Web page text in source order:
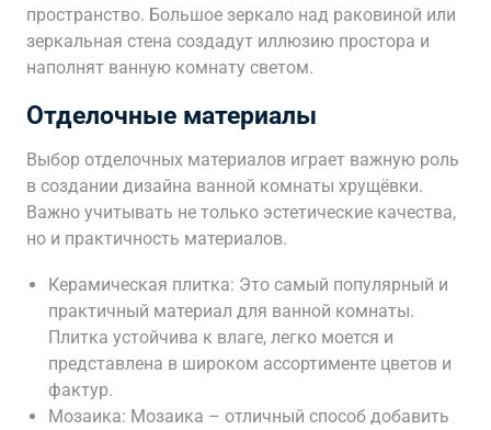
пространство. Большое зеркало над раковиной или
зеркальная стена создадут иллюзию простора и
наполнят ванную комнату светом.
Отделочные материалы
Выбор отделочных материалов играет важную роль
в создании дизайна ванной комнаты хрущёвки.
Важно учитывать не только эстетические качества,
но и практичность материалов.
Керамическая плитка: Это самый популярный и
практичный материал для ванной комнаты.
Плитка устойчива к влаге, легко моется и
представлена в широком ассортименте цветов и
фактур.
Мозаика: Мозаика – отличный способ добавить